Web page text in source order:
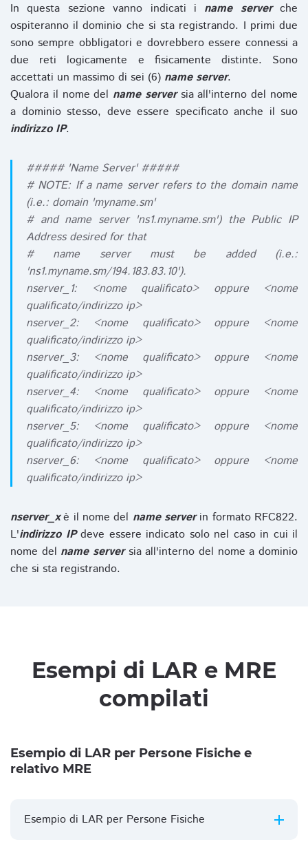
In questa sezione vanno indicati i name serverche
ospiteranno il dominio che si sta registrando. I primi due
sono sempre obbligatori e dovrebbero essere connessi a
due reti logicamente e fisicamente distinte. Sono
accettati un massimo di sei (6) name server.
Qualora il nome del name serversia all'interno del nome
a dominio stesso, deve essere specificato anche il suo
indirizzo IP.
##### 'Name Server' #####
# NOTE: If a name server refers to the domain name
(i.e.: domain 'myname.sm'
# and name server 'ns1.myname.sm') the Public IP
Address desired for that
# name server must be added (i.e.:
'ns1.myname.sm/194.183.83.10').
nserver_1: <nome qualificato> oppure <nome
qualificato/indirizzo ip>
nserver_2: <nome qualificato> oppure <nome
qualificato/indirizzo ip>
nserver_3: <nome qualificato> oppure <nome
qualificato/indirizzo ip>
nserver_4: <nome qualificato> oppure <nome
qualificato/indirizzo ip>
nserver_5: <nome qualificato> oppure <nome
qualificato/indirizzo ip>
nserver_6: <nome qualificato> oppure <nome
qualificato/indirizzo ip>
nserver_xè il nome del name serverin formato RFC822.
L'indirizzo IPdeve essere indicato solo nel caso in cui il
nome del name serversia all'interno del nome a dominio
che si sta registrando.
Esempi di LAR e MRE
compilati
Esempio di LAR per Persone Fisiche e
relativo MRE
Esempio di LAR per Persone Fisiche